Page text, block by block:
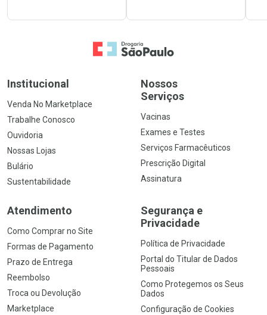
Ir para a Home
Institucional
Venda No Marketplace
Trabalhe Conosco
Ouvidoria
Nossas Lojas
Bulário
Sustentabilidade
Nossos
Serviços
Vacinas
Exames e Testes
Serviços Farmacêuticos
Prescrição Digital
Assinatura
Atendimento
Como Comprar no Site
Formas de Pagamento
Prazo de Entrega
Reembolso
Troca ou Devolução
Marketplace
Segurança e
Privacidade
Política de Privacidade
Portal do Titular de Dados
Pessoais
Como Protegemos os Seus
Dados
Configuração de Cookies